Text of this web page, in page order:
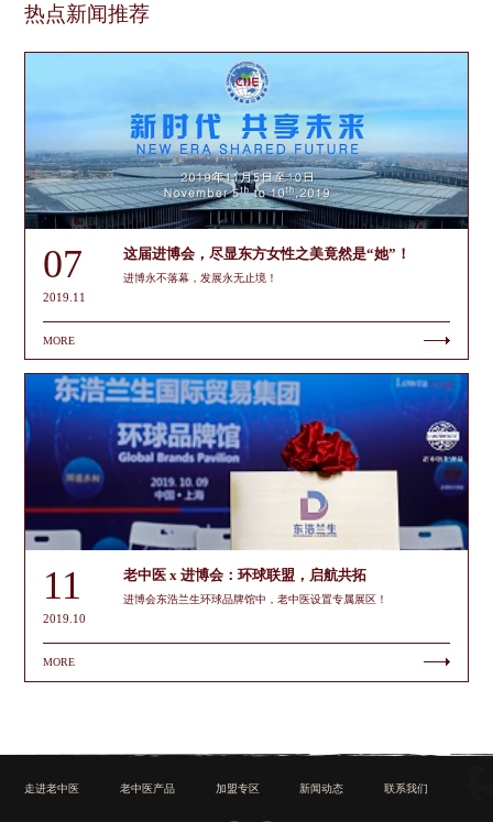
热点新闻推荐
07
2019.11
这届进博会，尽显东方女性之美竟然是“她”！
进博永不落幕，发展永无止境！
MORE
11
2019.10
老中医 x 进博会：环球联盟，启航共拓
进博会东浩兰生环球品牌馆中，老中医设置专属展区！
MORE
走进老中医 老中医产品 加盟专区 新闻动态 联系我们